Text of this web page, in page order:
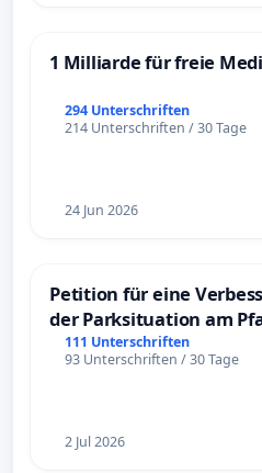
1 Milliarde für freie
294 Unterschriften
214 Unterschriften / 30 Tage
24 Jun 2026
Petition für eine
der Parksituation am
Mannheim
111 Unterschriften
93 Unterschriften / 30 Tage
2 Jul 2026